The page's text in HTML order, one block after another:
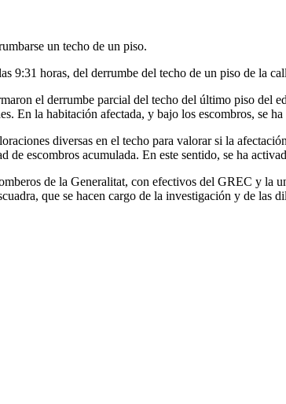
un techo de un piso.
9:31 horas, del derrumbe del techo de un piso de la
el derrumbe parcial del techo del último piso del
En la habitación afectada, y bajo los escombros, se
diversas en el techo para valorar si la
de escombros acumulada. En este sentido, se ha
de la Generalitat, con efectivos del GREC y
que se hacen cargo de la investigación y de